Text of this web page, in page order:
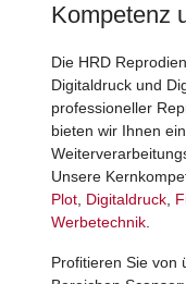
Kompetenz
Die HRD
Digitaldruck und
professioneller
bieten wir Ihnen
Unsere
Plot Digitaldruck
Werbetechnik
Profitieren Sie von